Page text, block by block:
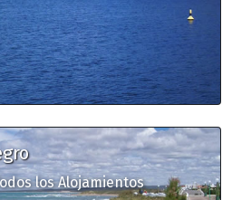
los Alojamientos